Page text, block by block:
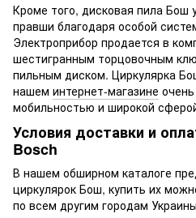
Кроме того, дисковая пила Бош
правши благодаря особой
Электроприбор продается в
шестигранным торцовочным
пильным диском. Циркулярка
нашем интернет-магазине
мобильностью и широкой
Условия доставки и
Bosch
В нашем обширном каталоге
циркулярок Бош, купить их
по всем другим городам